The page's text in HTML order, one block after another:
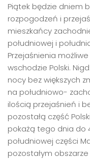
Piątek będzie dniem
rozpogodzeń i
mieszkańcy
południowej i
Przejaśnienia
wschodzie Polski.
nocy bez większych
na południowo-
ilością przejaśnień i
pozostałą część
pokażą tego dnia do
południowej części
pozostałym